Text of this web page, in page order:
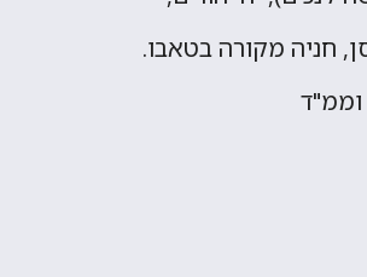
חניה מקורה בטאבו.